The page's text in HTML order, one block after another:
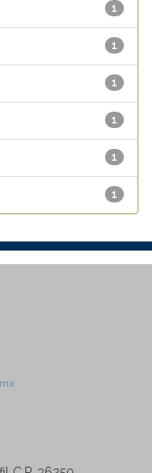
1
1
1
1
1
1